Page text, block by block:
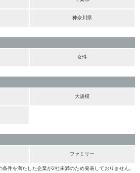
神奈川県
女性
大規模
ファミリー
件を満たした企業が2社未満のため発表しておりません。